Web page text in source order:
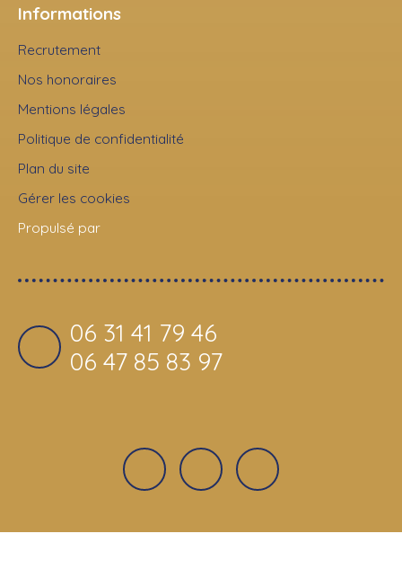
Informations
Recrutement
Nos honoraires
Mentions légales
Politique de confidentialité
Plan du site
Gérer les cookies
Propulsé par
06 31 41 79 46
06 47 85 83 97